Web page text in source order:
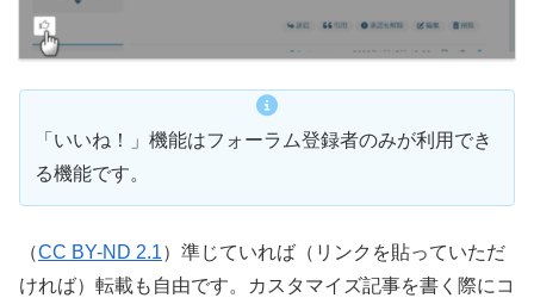
「いいね！」機能はフォーラム登録者のみが利用でき
る機能です。
（CC BY-ND 2.1）準じていれば（リンクを貼っていただ
ければ）転載も自由です。カスタマイズ記事を書く際にコ